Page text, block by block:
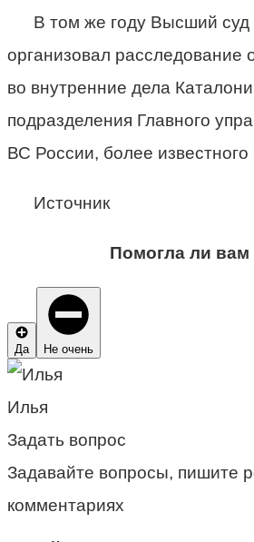
В том же году Высший суд
организовал расследование
во внутренние дела
подразделения Главного
ВС России, более известного
Источник
Помогла ли вам
Да Не очень
Илья
Задать вопрос
Задавайте вопросы, пишите
комментариях